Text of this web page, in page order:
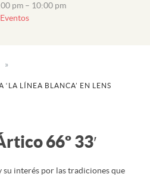
pm – 10:00 pm
‘LA LÍNEA BLANCA’ EN LENS
66º 33′
su interés por las tradiciones que